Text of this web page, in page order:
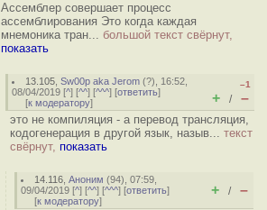
Ассемблер совершает процесс
ассемблирования Это когда каждая
мнемоника тран... большой текст свёрнут,
показать
13.105 ,Sw00p aka Jerom (?), 16:52,
08/04/2019 [^] [^^] [^^^] [ответить]
[к модератору]
–1
+ / –
это не компиляция - а перевод трансляция,
кодогенерация в другой язык, назыв... текст
свёрнут, показать
14.116 ,Аноним (94), 07:59,
09/04/2019 [^] [^^] [^^^] [ответить]
[к модератору]
+ / –